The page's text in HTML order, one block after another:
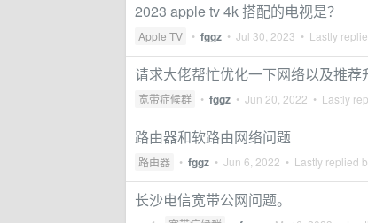
2023 apple tv 4k 搭配的电视是？
Apple TV • fggz • Jul 30, 2023 • Lastly
请求大佬帮忙优化一下网络以及推荐
宽带症候群 • fggz • Jun 20, 2022 • Lastly
路由器和软路由网络问题
路由器 • fggz • Jun 6, 2022 • Lastly replied
长沙电信宽带公网问题。